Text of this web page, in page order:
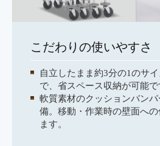
こだわりの使いやすさ
自立したまま約3分の1のサ
で、省スペース収納が可能で
軟質素材のクッションバン
備。移動・作業時の壁面へ
ます。